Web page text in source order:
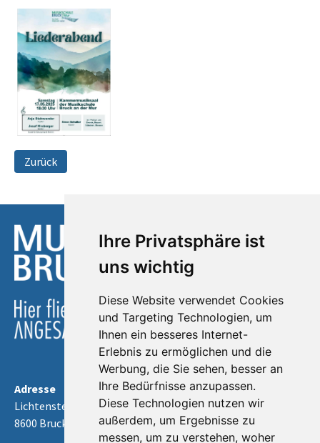
Ihre Privatsphäre ist
uns wichtig
Diese Website verwendet Cookies
und Targeting Technologien, um
Ihnen ein besseres Internet-
Erlebnis zu ermöglichen und die
Werbung, die Sie sehen, besser an
Ihre Bedürfnisse anzupassen.
Diese Technologien nutzen wir
außerdem, um Ergebnisse zu
messen, um zu verstehen, woher
Zurück
Adresse
Lichtensteinstraße 6
8600 Bruck an der Mur